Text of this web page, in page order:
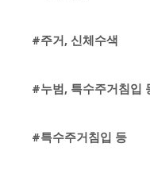
#주거, 신체수색
#누범, 특수주거침입
#특수주거침입 등